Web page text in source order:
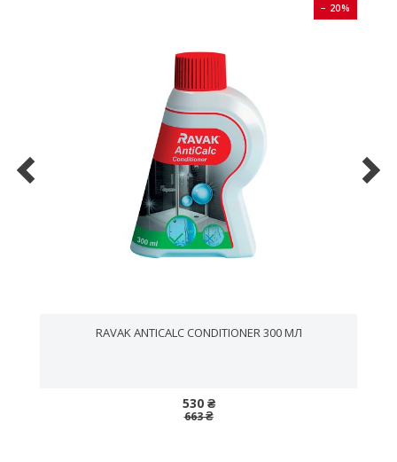
− 20%
RAVAK ANTICALC CONDITIONER 300 МЛ
530 ₴
663 ₴